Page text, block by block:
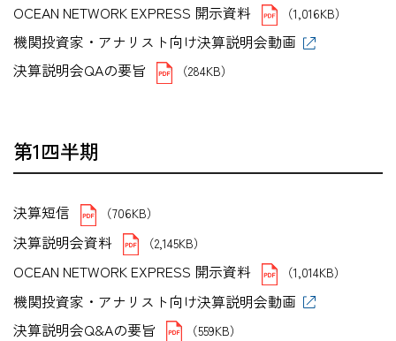
OCEAN NETWORK EXPRESS 開示資料 （1,016KB）
機関投資家・アナリスト向け決算説明会動画
決算説明会QAの要旨
（284KB）
第1四半期
決算短信 （706KB）
決算説明会資料 （2,145KB）
OCEAN NETWORK EXPRESS 開示資料 （1,014KB）
機関投資家・アナリスト向け決算説明会動画
決算説明会Q&Aの要旨
（559KB）